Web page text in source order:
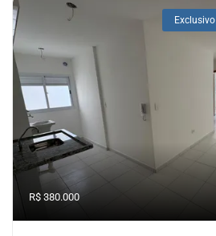
Exclusivo
R$ 380.000